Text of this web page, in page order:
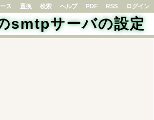
ス 置換 検索 ヘルプ PDF RSS ログイン
smtpサーバの設定